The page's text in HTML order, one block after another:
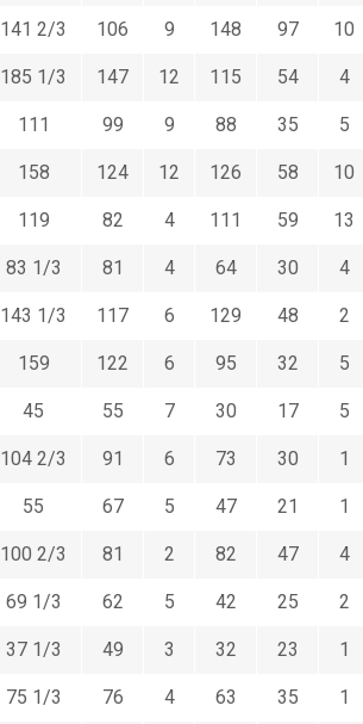
141 2/3 106 9 148 97 10
185 1/3 147 12 115 54 4
111 99 9 88 35 5
158 124 12 126 58 10
119 82 4 111 59 13
83 1/3 81 4 64 30 4
143 1/3 117 6 129 48 2
159 122 6 95 32 5
45 55 7 30 17 5
104 2/3 91 6 73 30 1
55 67 5 47 21 1
100 2/3 81 2 82 47 4
69 1/3 62 5 42 25 2
37 1/3 49 3 32 23 1
75 1/3 76 4 63 35 1